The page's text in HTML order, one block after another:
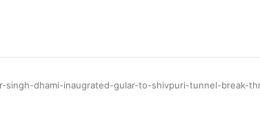
singh-dhami-inaugrated-gular-to-shivpuri-tunnel-break-